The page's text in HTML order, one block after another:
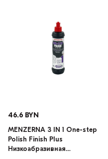
46.6 BYN
MENZERNA 3 IN 1 One-step
Polish Finish Plus
Низкоабразивная